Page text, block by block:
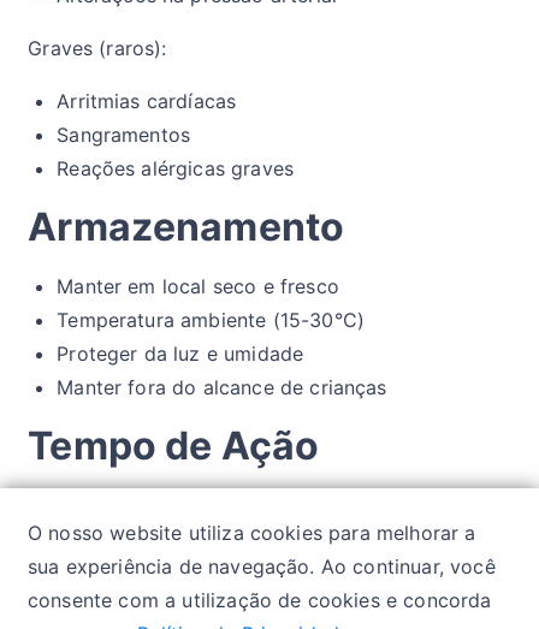
Graves (raros):
Arritmias cardíacas
Sangramentos
Reações alérgicas graves
Armazenamento
Manter em local seco e fresco
Temperatura ambiente (15-30°C)
Proteger da luz e umidade
Manter fora do alcance de crianças
Tempo de Ação
Efeitos adaptativos: 2-4 semanas de uso regular
O nosso website utiliza cookies para melhorar a
sua experiência de navegação. Ao continuar, você
consente com a utilização de cookies e concorda